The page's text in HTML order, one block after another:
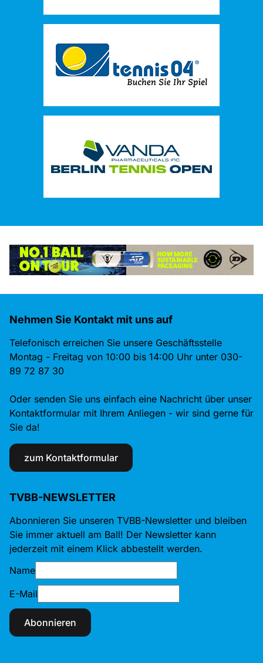
Nehmen Sie Kontakt mit uns auf
Telefonisch erreichen Sie unsere Geschäftsstelle
Montag - Freitag von 10:00 bis 14:00 Uhr unter 030-
89 72 87 30
Oder senden Sie uns einfach eine Nachricht über unser
Kontaktformular mit Ihrem Anliegen - wir sind gerne für
Sie da!
zum Kontaktformular
TVBB-NEWSLETTER
Abonnieren Sie unseren TVBB-Newsletter und bleiben
Sie immer aktuell am Ball! Der Newsletter kann
jederzeit mit einem Klick abbestellt werden.
Name
E-Mail
Abonnieren